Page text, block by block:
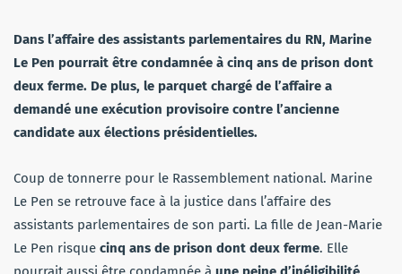
Dans l’affaire des assistants parlementaires du RN, Marine
Le Pen pourrait être condamnée à cinq ans de prison dont
deux ferme. De plus, le parquet chargé de l’affaire a
demandé une exécution provisoire contre l’ancienne
candidate aux élections présidentielles.
Coup de tonnerre pour le Rassemblement national. Marine
Le Pen se retrouve face à la justice dans l’affaire des
assistants parlementaires de son parti. La fille de Jean-Marie
Le Pen risque cinq ans de prison dont deux ferme. Elle